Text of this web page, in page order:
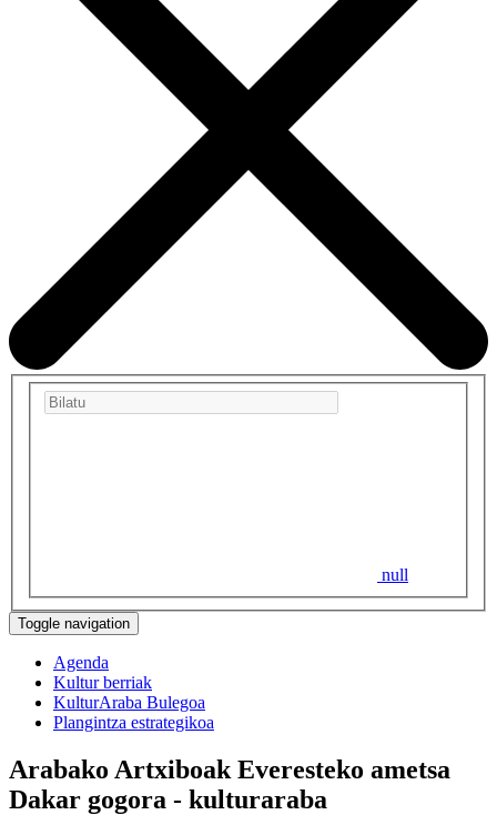
null
Toggle navigation
Agenda
Kultur berriak
KulturAraba Bulegoa
Plangintza estrategikoa
Arabako Artxiboak Everesteko ametsa
Dakar gogora - kulturaraba